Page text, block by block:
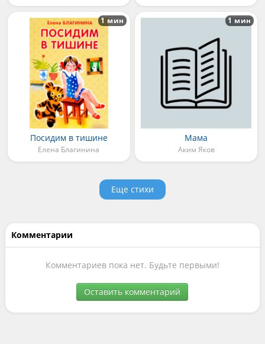
Посидим в тишине
Елена Благинина
1 мин
Мама
Аким Яков
1 мин
Еще стихи
Комментарии
Комментариев пока нет. Будьте первыми!
Оставить комментарий